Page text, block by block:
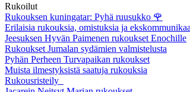
Rukoilut
Rukouksen kuningatar: Pyhä ruusukko 🌹
Erilaisia rukouksia, omistuksia ja
Jeesuksen Hyvän Paimenen rukoukset Enochille
Rukoukset Jumalan sydämien valmistelusta
Pyhän Perheen Turvapaikan rukoukset
Muista ilmestyksistä saatuja rukouksia
Rukousristeily